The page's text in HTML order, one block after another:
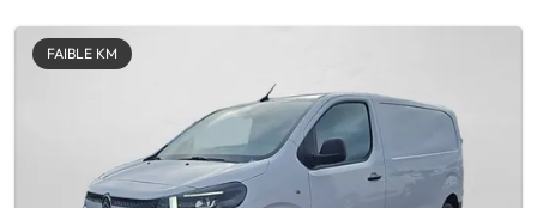
FAIBLE KM